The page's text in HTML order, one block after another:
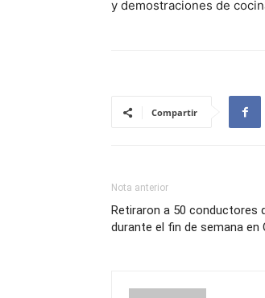
y demostraciones de
Compartir
Nota anterior
Retiraron a 50 conductores
durante el fin de semana en